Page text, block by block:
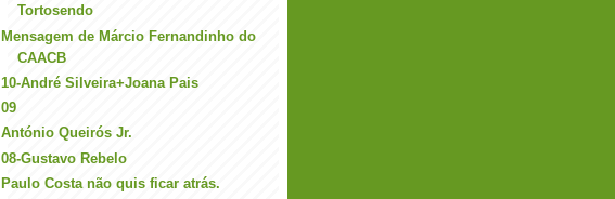
Tortosendo
Mensagem de Márcio Fernandinho do
CAACB
10-André Silveira+Joana Pais
09
António Queirós Jr.
08-Gustavo Rebelo
Paulo Costa não quis ficar atrás.